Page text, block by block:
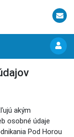
akým
osobné údaje
Pod Horou